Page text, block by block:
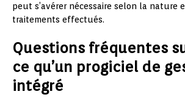
peut s’avérer nécessaire selon la nature
traitements effectués.
Questions fréquentes
ce qu’un progiciel de
intégré